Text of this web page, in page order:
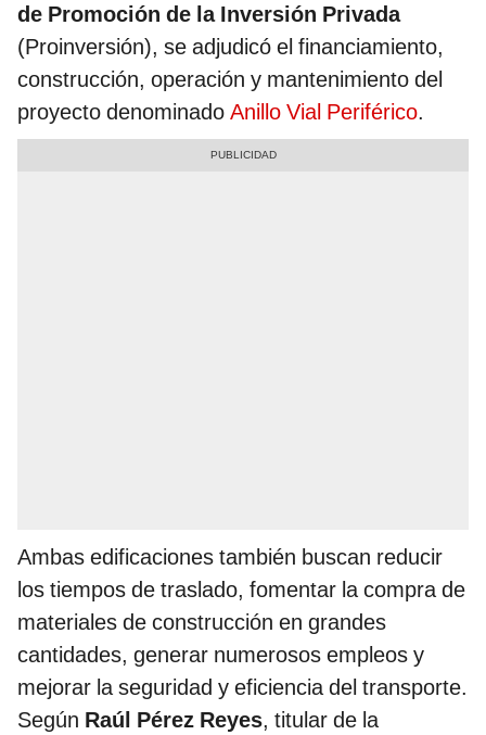
de Promoción de la Inversión Privada
(Proinversión), se adjudicó el financiamiento,
construcción, operación y mantenimiento del
proyecto denominado Anillo Vial Periférico.
Ambas edificaciones también buscan reducir
los tiempos de traslado, fomentar la compra de
materiales de construcción en grandes
cantidades, generar numerosos empleos y
mejorar la seguridad y eficiencia del transporte.
Según Raúl Pérez Reyes, titular de la